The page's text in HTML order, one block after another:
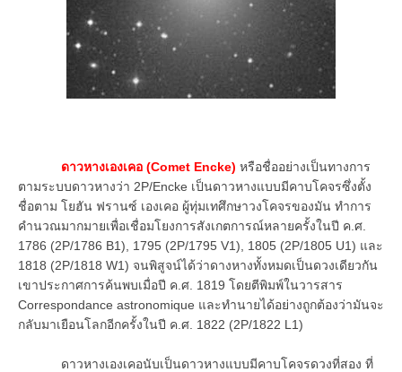
ดาวหางเองเคอ (Comet Encke) หรือชื่ออย่างเป็นทางการ
ตามระบบดาวหางว่า 2P/Encke เป็นดาวหางแบบมีคาบโคจรซึ่งตั้ง
ชื่อตาม โยฮัน ฟรานซ์ เองเคอ ผู้ทุ่มเทศึกษาวงโคจรของมัน ทำการ
คำนวณมากมายเพื่อเชื่อมโยงการสังเกตการณ์หลายครั้งในปี ค.ศ.
1786 (2P/1786 B1), 1795 (2P/1795 V1), 1805 (2P/1805 U1) และ
1818 (2P/1818 W1) จนพิสูจน์ได้ว่าดางหางทั้งหมดเป็นดวงเดียวกัน
เขาประกาศการค้นพบเมื่อปี ค.ศ. 1819 โดยตีพิมพ์ในวารสาร
Correspondance astronomique และทำนายได้อย่างถูกต้องว่ามันจะ
กลับมาเยือนโลกอีกครั้งในปี ค.ศ. 1822 (2P/1822 L1)
ดาวหางเองเคอนับเป็นดาวหางแบบมีคาบโคจรดวงที่สอง ที่